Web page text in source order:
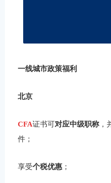
一线城市政策福利
北京
CFA证书可对应中级职称，
件；
享受个税优惠 ；